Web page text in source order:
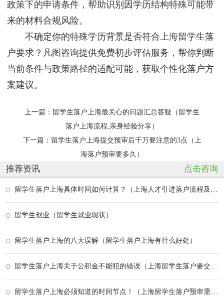
政策下的申请条件，帮助识别因学历结构特殊可能带
来的材料合规风险。
不确定你的特殊学历背景是否符合上海留学生落
户要求？凡图咨询提供免费初步评估服务，帮你判断
当前条件与政策路径的适配可能，获取个性化落户方
案建议。
上一篇： 留学生落户上海最关心的问题汇总答疑（留学生
落户上海流程,亲身经验分享）
下一篇： 留学生落户上海提交预审后千万要注意的3点（上
海落户预审要多久）
推荐资讯 点击咨询
留学生创业（留学生就业现状）
留学生落户上海的八大误解（留学生落户上海有什么好处）